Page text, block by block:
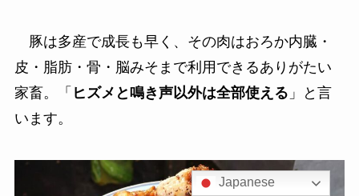
豚は多産で成長も早く、その肉はおろか内臓・
皮・脂肪・骨・脳みそまで利用できるありがたい
家畜。「 ヒズメと鳴き声以外は全部使える 」と言
います。
Japanese